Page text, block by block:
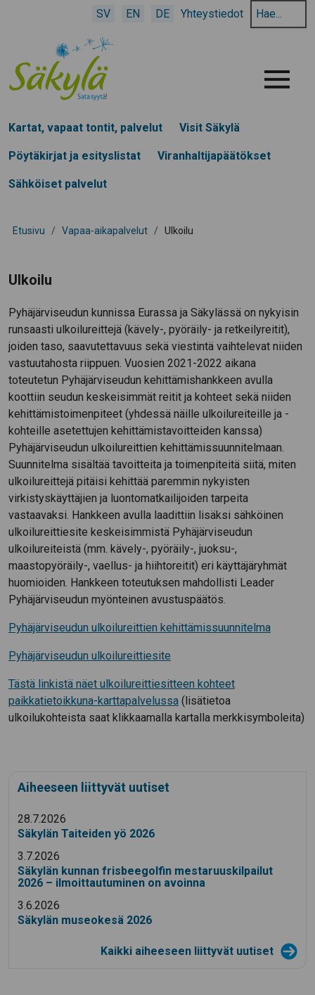
SV EN DE Yhteystiedot
Hae
hakusanalla:
Menu
Kartat, vapaat tontit, palvelut Visit Säkylä
Pöytäkirjat ja esityslistat Viranhaltijapäätökset
Sähköiset palvelut
Etusivu / Vapaa-aikapalvelut / Ulkoilu
Ulkoilu
Pyhäjärviseudun kunnissa Eurassa ja Säkylässä on nykyisin
runsaasti ulkoilureittejä (kävely-, pyöräily- ja retkeilyreitit),
joiden taso, saavutettavuus sekä viestintä vaihtelevat niiden
vastuutahosta riippuen. Vuosien 2021-2022 aikana
toteutetun Pyhäjärviseudun kehittämishankkeen avulla
koottiin seudun keskeisimmät reitit ja kohteet sekä niiden
kehittämistoimenpiteet (yhdessä näille ulkoilureiteille ja -
kohteille asetettujen kehittämistavoitteiden kanssa)
Pyhäjärviseudun ulkoilureittien kehittämissuunnitelmaan.
Suunnitelma sisältää tavoitteita ja toimenpiteitä siitä, miten
ulkoilureittejä pitäisi kehittää paremmin nykyisten
virkistyskäyttäjien ja luontomatkailijoiden tarpeita
vastaavaksi. Hankkeen avulla laadittiin lisäksi sähköinen
ulkoilureittiesite keskeisimmistä Pyhäjärviseudun
ulkoilureiteistä (mm. kävely-, pyöräily-, juoksu-,
maastopyöräily-, vaellus- ja hiihtoreitit) eri käyttäjäryhmät
huomioiden. Hankkeen toteutuksen mahdollisti Leader
Pyhäjärviseudun myönteinen avustuspäätös.
Pyhäjärviseudun ulkoilureittien kehittämissuunnitelma
Pyhäjärviseudun ulkoilureittiesite
Tästä linkistä näet ulkoilureittiesitteen kohteet
paikkatietoikkuna-karttapalvelussa (lisätietoa
ulkoilukohteista saat klikkaamalla kartalla merkkisymboleita)
Aiheeseen liittyvät uutiset
28.7.2026
Säkylän Taiteiden yö 2026
3.7.2026
Säkylän kunnan frisbeegolfin mestaruuskilpailut
2026 – ilmoittautuminen on avoinna
3.6.2026
Säkylän museokesä 2026
Kaikki aiheeseen liittyvät uutiset